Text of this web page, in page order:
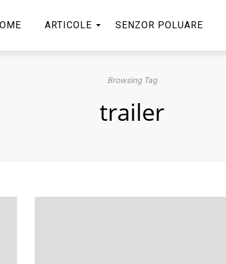
ARTICOLE SENZOR POLUARE
Browsing Tag
trailer